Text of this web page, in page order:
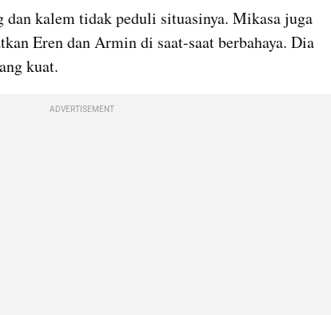
dan kalem tidak peduli situasinya. Mikasa juga
Eren dan Armin di saat-saat berbahaya. Dia
kuat.
ADVERTISEMENT